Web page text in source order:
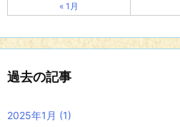
« 1月
過去の記事
2025年1月 (1)